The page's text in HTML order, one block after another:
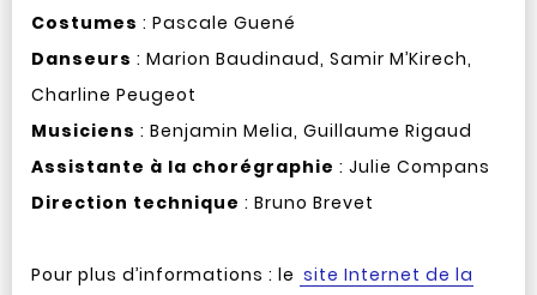
Costumes : Pascale Guené
Danseurs : Marion Baudinaud, Samir M’Kirech,
Charline Peugeot
Musiciens : Benjamin Melia, Guillaume Rigaud
Assistante à la chorégraphie : Julie Compans
Direction technique : Bruno Brevet
Pour plus d’informations : le site Internet de la